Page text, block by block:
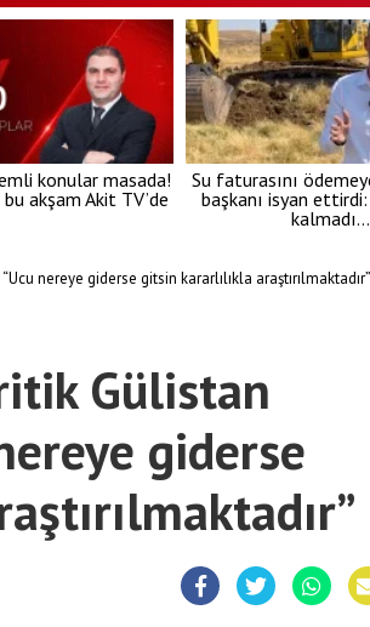
konular masada!
akşam Akit TV’de
Su faturasını
başkanı isyan
kalmadı…
nereye giderse gitsin kararlılıkla araştırılmaktadır”
Gülistan
giderse